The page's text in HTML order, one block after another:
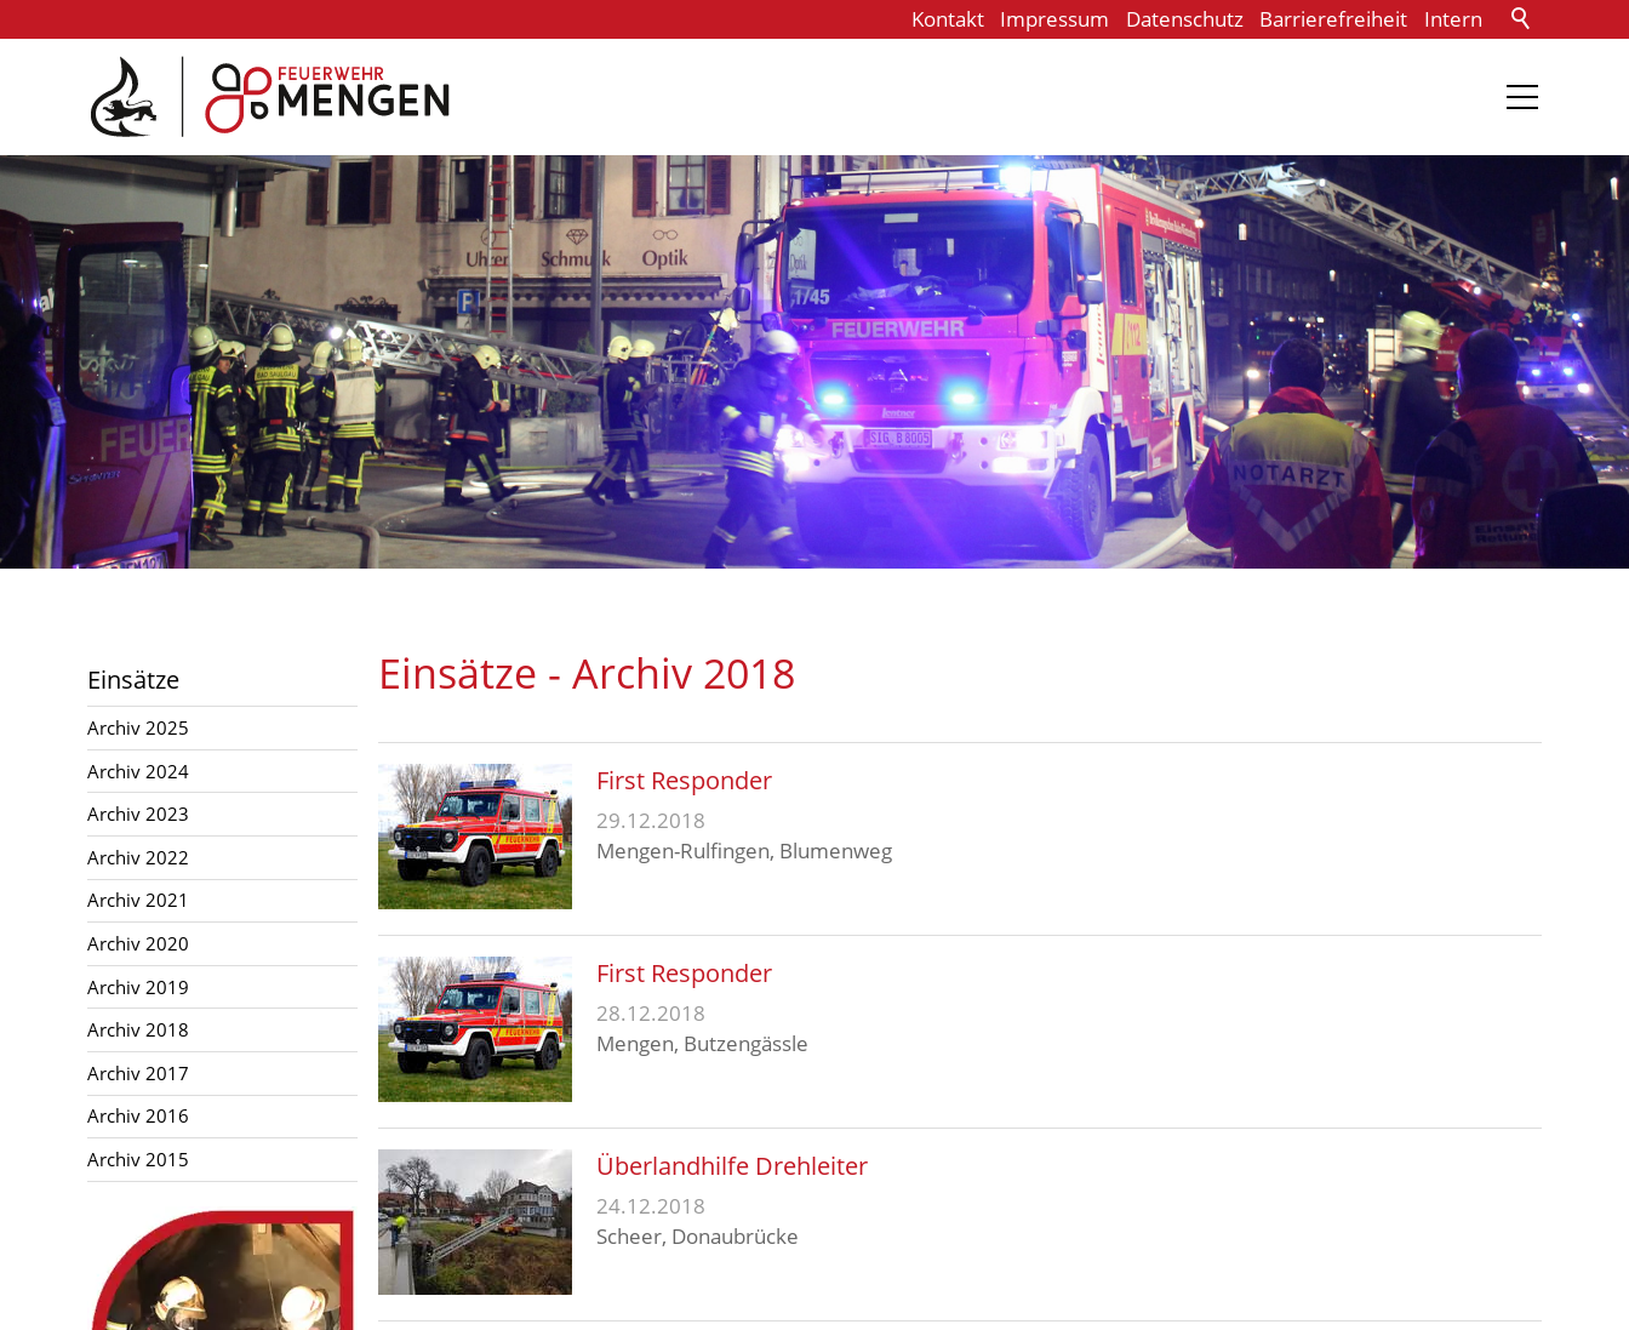
Kontakt Impressum Datenschutz Barrierefreiheit Intern
Die Feuerwehr
Abteilungen & Fachdienste
Fahrzeuge
Einsätze
Archiv 2025
Archiv 2024
Archiv 2021
Archiv 2020
Archiv 2019
Archiv 2018
Archiv 2017
Archiv 2016
Archiv 2015
Jugend
Aktuelles
Links
Einsätze
Archiv 2025
Archiv 2024
Archiv 2023
Archiv 2022
Archiv 2021
Archiv 2020
Archiv 2019
Archiv 2018
Archiv 2017
Archiv 2016
Archiv 2015
Einsätze - Archiv 2018
First Responder
29.12.2018
Mengen-Rulfingen, Blumenweg
First Responder
28.12.2018
Mengen, Butzengässle
Überlandhilfe Drehleiter
24.12.2018
Scheer, Donaubrücke